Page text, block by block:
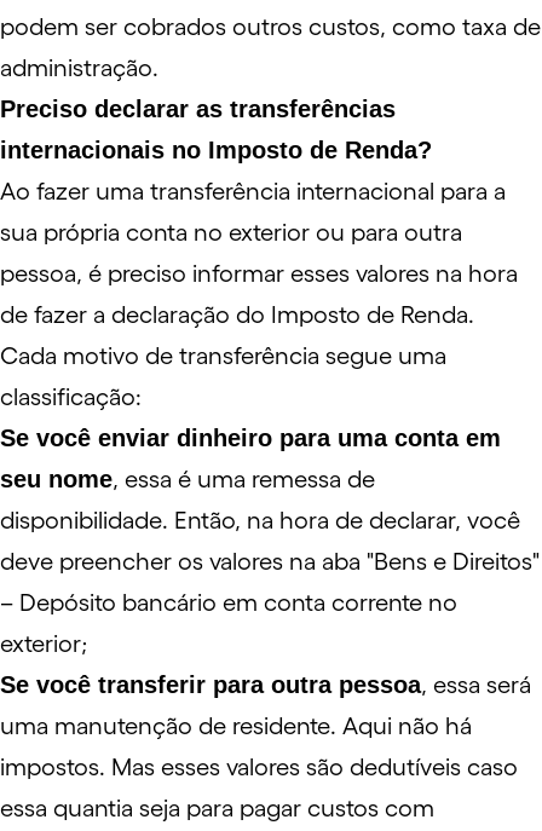
podem ser cobrados outros custos, como taxa de
administração.
Preciso declarar as transferências
internacionais no Imposto de Renda?
Ao fazer uma transferência internacional para a
sua própria conta no exterior ou para outra
pessoa, é preciso informar esses valores na hora
de fazer a declaração do Imposto de Renda.
Cada motivo de transferência segue uma
classificação:
Se você enviar dinheiro para uma conta em
seu nome, essa é uma remessa de
disponibilidade. Então, na hora de declarar, você
deve preencher os valores na aba "Bens e Direitos"
– Depósito bancário em conta corrente no
exterior;
Se você transferir para outra pessoa, essa será
uma manutenção de residente. Aqui não há
impostos. Mas esses valores são dedutíveis caso
essa quantia seja para pagar custos com